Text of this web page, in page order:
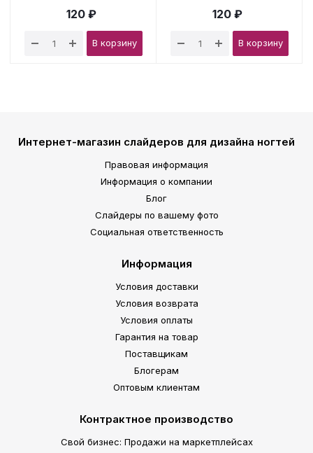
120 ₽
В корзину
120 ₽
В корзину
Интернет-магазин слайдеров для дизайна ногтей
Правовая информация
Информация о компании
Блог
Слайдеры по вашему фото
Социальная ответственность
Информация
Условия доставки
Условия возврата
Условия оплаты
Гарантия на товар
Поставщикам
Блогерам
Оптовым клиентам
Контрактное производство
Свой бизнес: Продажи на маркетплейсах